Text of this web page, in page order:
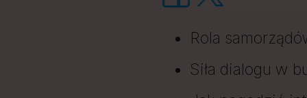
Rola
Siła dialogu w